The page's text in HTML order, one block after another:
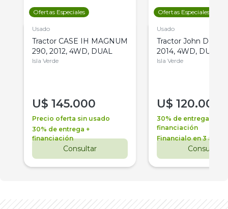
Ofertas Especiales
Usado
Tractor CASE IH MAGNUM
290, 2012, 4WD, DUAL
Isla Verde
U$ 145.000
Precio oferta sin usado
30% de entrega +
financiación
Consultar
Ofertas Especiales
Usado
Tractor John Deere
2014, 4WD, DUAL
Isla Verde
U$ 120.000
30% de entrega +
financiación
Financialo en 3 años
Consultar